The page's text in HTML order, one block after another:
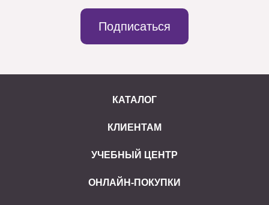
Подписаться
КАТАЛОГ
КЛИЕНТАМ
УЧЕБНЫЙ ЦЕНТР
ОНЛАЙН-ПОКУПКИ